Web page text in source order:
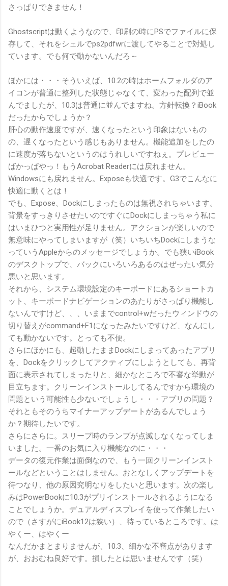
さっぱりできません！
Ghostscriptは動くようなので、印刷の時にPSでファイルに保
存して、それをシェルでps2pdfwrに渡してやることで対処し
ています。でも何で動かないんだろ～
ほかには・・・そういえば、10.2の時はホームフォルダのア
イコンが普通に整列した状態じゃなくて、変わった配列で並
んでましたが、10.3は普通に並んでますね。方針転換？iBook
だったからでしょうか？
肝心の動作速度ですが、速くなったという印象はないもの
の、遅くなったという感じもありません。機能追加をしたの
に速度が落ちないというのはうれしいですねぇ。プレビュー
ばかっぱやっ！もうAcrobat Readerには戻れません。
Windowsにも戻れません。Exposeも快適です。G3でこんなに
快適に動くとは！
でも、Expose、Dockにしまったものは無視されちゃいます。
背景をすっきりさせたいのですぐにDockにしまっちゃう私に
はいまひつと実用性が足りません。アクションが楽しいので
無意味にやってしまいますが（笑）いちいちDockにしまうな
っていうAppleからのメッセージでしょうか。でも狭いiBook
のデスクトップで、バックにいろいろあるのはぜったい気分
悪いと思います。
それから、システム環境設定のキーボードにあるショートカ
ット、キーボードナビゲーションのあたりがさっぱり機能し
ないんですけど、、、いままでcontrol+wだったウィンドウの
切り替えがcommand+F1になったみたいですけど、なんにし
ても動かないです。とっても不便。
さらにほかにも、起動したままDockにしまってあったアプリ
を、Dockをクリックしてアクティブにしようとしても、再背
面に表示されてしまったりと、細かなところで不審な挙動が
目立ちます。クリーンインストールしてるんですから環境の
問題という可能性も少ないでしょうし・・・アプリの問題？
それともそのうちマイナーアップデートがあるんでしょう
か？期待したいです。
さらにさらに。スリープ時のランプが点滅しなくなってしま
いました。一番のお気に入り機能なのに・・・
データの復元作業は面倒なので、もう一回クリーンインスト
ールなどということはしません。おとなしくアップデートを
待つなり、他の原因究明なりをしたいと思います。次の楽し
みはPowerBookに10.3がプリインストールされるようになる
ことでしょうか。デュアルディスプレイを使って作業したい
ので（さすがにiBook12は狭い）、待っているところです。は
やくー、はやくー
なんだかまとまりませんが、10.3、細かな不審点があります
が、おおむね良好です。損したとは思いませんです（笑）